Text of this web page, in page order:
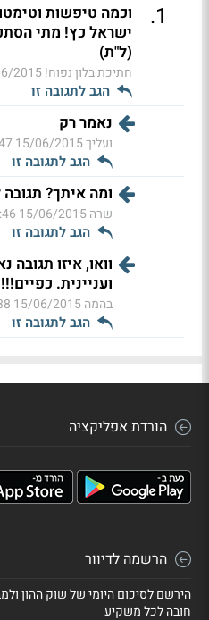
1
.
וכמה טיפשות
ישראל כץ! מתי
(ל"ת)
חתיכת בלון נפוח!10:16
הגב לתגובה זו
נאמר רק
ועליך15/06/2015 13:47
הגב לתגובה זו
ומה איתך? תגובה
שרה15/06/2015 10:46
הגב לתגובה זו
וואו, איזו תגובה
ועניינית.
בהמה15/06/2015 10:38
הגב לתגובה זו
הורדת אפליקציה
הרשמה לדיוור
הירשם לסיכום היומי של שוק ההון
חובה לכל משקיע